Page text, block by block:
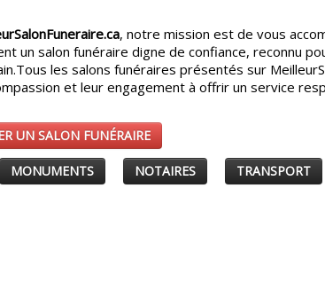
, notre mission est de vous
un salon funéraire digne de confiance, reconnu
Tous les salons funéraires présentés sur
et leur engagement à offrir un service
UN SALON FUNÉRAIRE
MONUMENTS NOTAIRES TRANSPORT